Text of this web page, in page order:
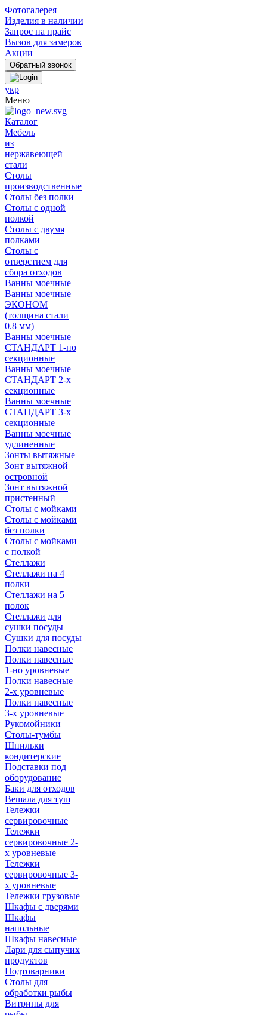
Фотогалерея
Изделия в наличии
Запрос на прайс
Вызов для замеров
Акции
укр
Меню
Каталог
Мебель
из
нержавеющей
стали
Столы
производственные
Столы без полки
Столы с одной
полкой
Столы с двумя
полками
Столы с
отверстием для
сбора отходов
Ванны моечные
Ванны моечные
ЭКОНОМ
(толщина стали
0.8 мм)
Ванны моечные
СТАНДАРТ 1-но
секционные
Ванны моечные
СТАНДАРТ 2-х
секционные
Ванны моечные
СТАНДАРТ 3-х
секционные
Ванны моечные
удлиненные
Зонты вытяжные
Зонт вытяжной
островной
Зонт вытяжной
пристенный
Столы с мойками
Столы с мойками
без полки
Столы с мойками
с полкой
Стеллажи
Стеллажи на 4
полки
Стеллажи на 5
полок
Стеллажи для
сушки посуды
Сушки для посуды
Полки навесные
Полки навесные
1-но уровневые
Полки навесные
2-х уровневые
Полки навесные
3-х уровневые
Рукомойники
Столы-тумбы
Шпильки
кондитерские
Подставки под
оборудование
Баки для отходов
Вешала для туш
Тележки
сервировочные
Тележки
сервировочные 2-
х уровневые
Тележки
сервировочные 3-
х уровневые
Тележки грузовые
Шкафы с дверями
Шкафы
напольные
Шкафы навесные
Лари для сыпучих
продуктов
Подтоварники
Столы для
обработки рыбы
Витрины для